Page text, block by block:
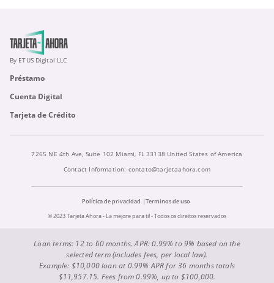
By ETUS Digital LLC
Préstamo
Cuenta Digital
Tarjeta de Crédito
7265 NE 4th Ave, Suite 102 Miami, FL 33138 United States of America
Contact Information: contato@tarjetaahora.com
Política de privacidad
Terminos de uso
© 2023 Tarjeta Ahora - La mejore para ti! - Todos os direitos reservados
Loan terms: 12 to 60 months. APR: 0.99% to 9% based on the
selected term (includes fees, per local law).
Example: $10,000 loan at 0.99% APR for 36 months totals
$11,957.15. Fees from 0.99%, up to $100,000.